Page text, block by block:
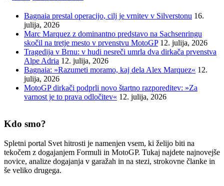
Bagnaia prestal operacijo, cilj je vrnitev v Silverstonu 16.
julija, 2026
Marc Marquez z dominantno predstavo na Sachsenringu
skočil na tretje mesto v prvenstvu MotoGP 12. julija, 2026
Tragedija v Brnu: v hudi nesreči umrla dva dirkača prvenstva
Alpe Adria 12. julija, 2026
Bagnaia: »Razumeti moramo, kaj dela Alex Marquez« 12.
julija, 2026
MotoGP dirkači podprli novo štartno razporeditev: »Za
varnost je to prava odločitev« 12. julija, 2026
Kdo smo?
Spletni portal Svet hitrosti je namenjen vsem, ki želijo biti na
tekočem z dogajanjem Formuli in MotoGP. Tukaj najdete najnovejše
novice, analize dogajanja v garažah in na stezi, strokovne članke in
še veliko drugega.